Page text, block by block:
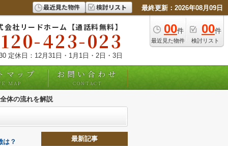
最近見た物件 検討リスト 最終更新：2026年08月09日
00件
最近見た物件
00件
検討リスト
会社リードホーム【通話料無料】
423-023
定休日：12月31日・1月1日・2日・3日
マップ
MAP
お問い合わせ
CONTACT
体の流れを解説
は？
最新記事